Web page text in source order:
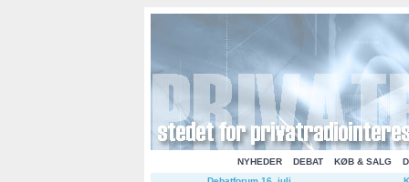
NYHEDER DEBAT KØB & SALG